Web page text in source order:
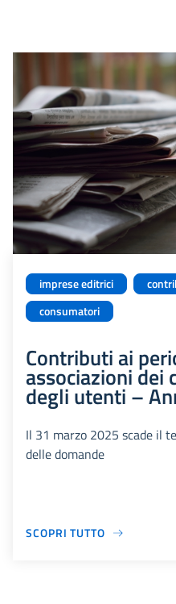
imprese editrici
consumatori
Contributi ai
associazioni dei
degli utenti –
Il 31 marzo 2025 scade il
delle domande
SCOPRI TUTTO